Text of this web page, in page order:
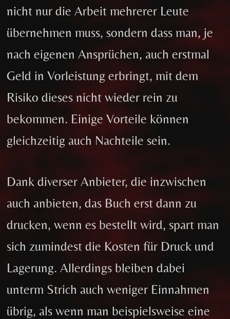
nicht nur die Arbeit mehrerer Leute
übernehmen muss, sondern dass man, je
nach eigenen Ansprüchen, auch erstmal
Geld in Vorleistung erbringt, mit dem
Risiko dieses nicht wieder rein zu
bekommen. Einige Vorteile können
gleichzeitig auch Nachteile sein.
Dank diverser Anbieter, die inzwischen
auch anbieten, das Buch erst dann zu
drucken, wenn es bestellt wird, spart man
sich zumindest die Kosten für Druck und
Lagerung. Allerdings bleiben dabei
unterm Strich auch weniger Einnahmen
übrig, als wenn man beispielsweise eine